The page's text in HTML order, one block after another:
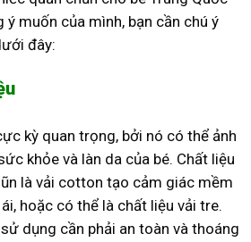
muốn của mình, bạn cần chú ý
đây:
kỳ quan trọng, bởi nó có thể ảnh
khỏe và làn da của bé. Chất liệu
là vải cotton tạo cảm giác mềm
hoặc có thể là chất liệu vải tre.
dụng cần phải an toàn và thoáng